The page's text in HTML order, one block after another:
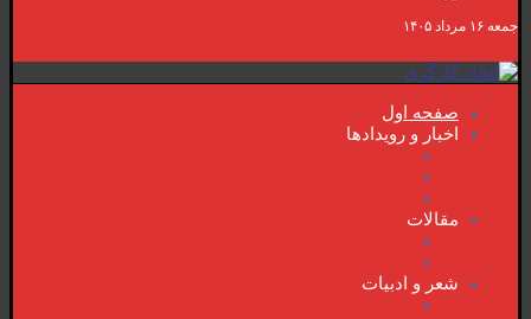
جمعه ۱۶ مرداد ۱۴۰۵
صفحە اول
اخبار و رویدادها
مقالات
شعر و ادبیات